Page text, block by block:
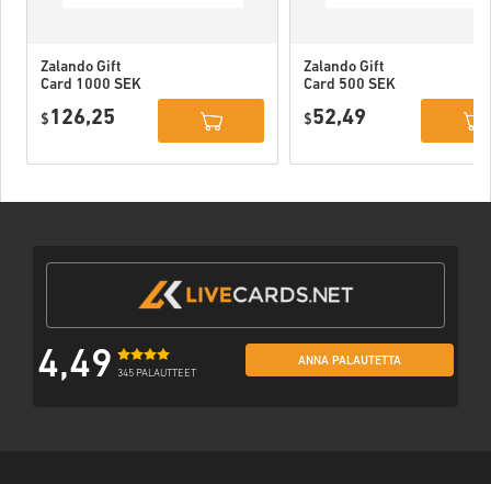
Zalando Gift
Card 1000 SEK
$ 126,25
Zalando Gift
Card 500 SEK
$52,49
4,49 345 PALAUTTEET
ANNA PALAUTETTA